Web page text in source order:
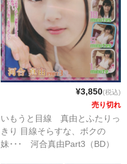
¥3,850(税込)
売り切れ
いもうと目線 真由とふたりっ
きり 目線そらすな、ボクの
妹･･･ 河合真由Part3（BD）